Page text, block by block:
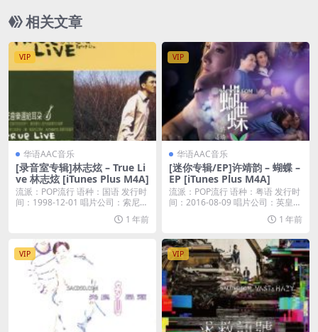
相关文章
VIP
华语AAC音乐
[录音室专辑]林志炫 – True Li
ve 林志炫 [iTunes Plus M4A]
流派：POP流行 语种：国语 发行时
间：1998-12-01 唱片公司：索尼音
1 年前
VIP
华语AAC音乐
[迷你专辑/EP]许靖韵 – 蝴蝶 –
EP [iTunes Plus M4A]
流派：POP流行 语种：粤语 发行时
间：2016-08-09 唱片公司：英皇唱
1 年前
VIP VIP